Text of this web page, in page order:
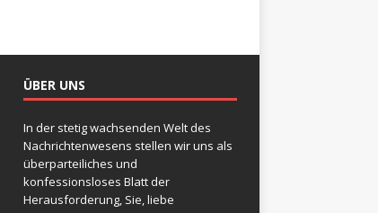
ÜBER UNS
In der stetig wachsenden Welt des
Nachrichtenwesens stellen wir uns als
überparteiliches und
konfessionsloses Blatt der
Herausforderung, Sie, liebe